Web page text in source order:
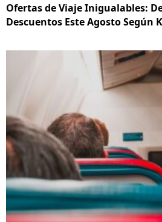
Ofertas de Viaje Inigualables:
Descuentos Este Agosto Según